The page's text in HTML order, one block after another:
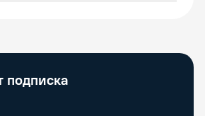
подписка